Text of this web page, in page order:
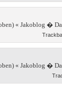
« Jakoblog �
« Jakoblog �